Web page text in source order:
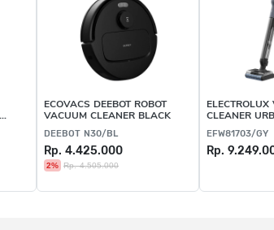
ECOVACS DEEBOT ROBOT
VACUUM CLEANER BLACK
DEEBOT N30/BL
Rp. 4.425.000
2% Rp. 4.505.000
CLEANER
EFW81703/GY
Rp.